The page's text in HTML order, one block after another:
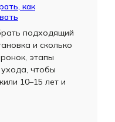
как
подходящий
и сколько
этапы
чтобы
10–15 лет и